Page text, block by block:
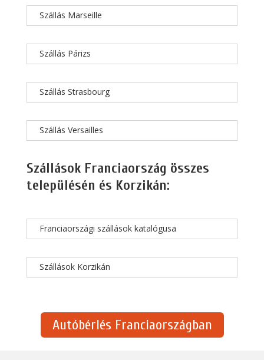
Szállás Marseille
Szállás Párizs
Szállás Strasbourg
Szállás Versailles
Szállások Franciaország összes
településén és Korzikán:
Franciaországi szállások katalógusa
Szállások Korzikán
Autóbérlés Franciaországban